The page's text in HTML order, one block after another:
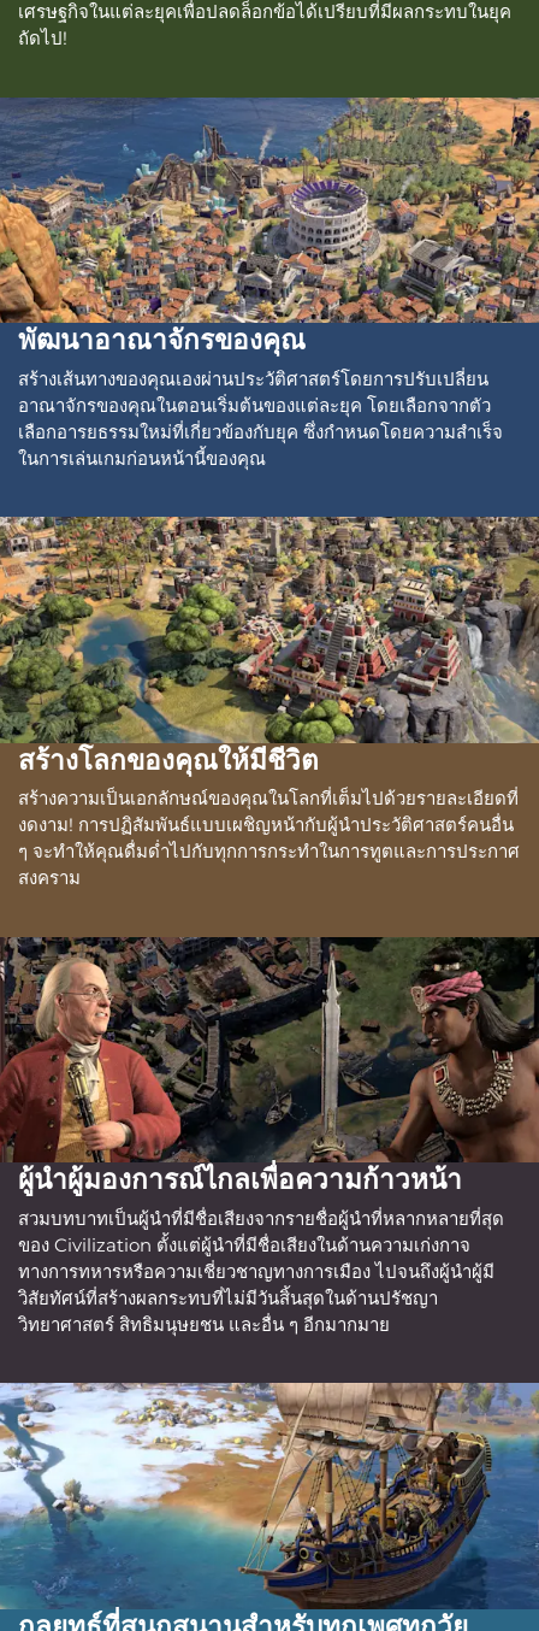
เศรษฐกิจในแต่ละยุคเพื่อปลดล็อกข้อได้เปรียบที่มีผลกระทบในยุค
ถัดไป!
พัฒนาอาณาจักรของคุณ
สร้างเส้นทางของคุณเองผ่านประวัติศาสตร์โดยการปรับเปลี่ยน
อาณาจักรของคุณในตอนเริ่มต้นของแต่ละยุค โดยเลือกจากตัว
เลือกอารยธรรมใหม่ที่เกี่ยวข้องกับยุค ซึ่งกำหนดโดยความสำเร็จ
ในการเล่นเกมก่อนหน้านี้ของคุณ
สร้างโลกของคุณให้มีชีวิต
สร้างความเป็นเอกลักษณ์ของคุณในโลกที่เต็มไปด้วยรายละเอียดที่
งดงาม! การปฏิสัมพันธ์แบบเผชิญหน้ากับผู้นำประวัติศาสตร์คนอื่น
ๆ จะทำให้คุณดื่มด่ำไปกับทุกการกระทำในการทูตและการประกาศ
สงคราม
ผู้นำผู้มองการณ์ไกลเพื่อความก้าวหน้า
สวมบทบาทเป็นผู้นำที่มีชื่อเสียงจากรายชื่อผู้นำที่หลากหลายที่สุด
ของ Civilization ตั้งแต่ผู้นำที่มีชื่อเสียงในด้านความเก่งกาจ
ทางการทหารหรือความเชี่ยวชาญทางการเมือง ไปจนถึงผู้นำผู้มี
วิสัยทัศน์ที่สร้างผลกระทบที่ไม่มีวันสิ้นสุดในด้านปรัชญา
วิทยาศาสตร์ สิทธิมนุษยชน และอื่น ๆ อีกมากมาย